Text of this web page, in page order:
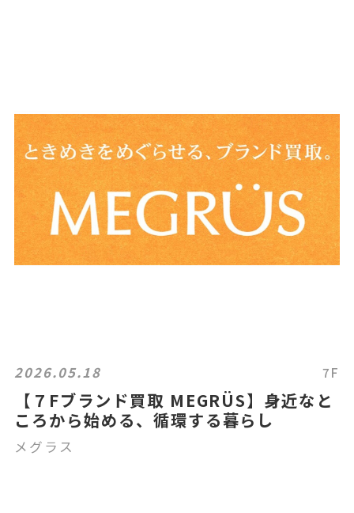
2026.05.18 7F
【７Fブランド買取 MEGRÜS】身近なと
ころから始める、循環する暮らし
メグラス